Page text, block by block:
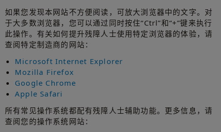
如果您发现本网站不方便阅读，可放大浏览器中的文字。对
于大多数浏览器，您可以通过同时按住“Ctrl”和“+”键来执行
此操作。有关如何提升残障人士使用特定浏览器的体验，请
查阅特定制造商的网站：
Microsoft Internet Explorer
Mozilla Firefox
Google Chrome
Apple Safari
所有常见操作系统都配有残障人士辅助功能。更多信息，请
查阅您的操作系统网站：